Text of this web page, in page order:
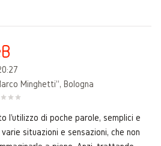
Minghetti", Bologna
l'utilizzo di poche parole, semplici e
situazioni e sensazioni, che non